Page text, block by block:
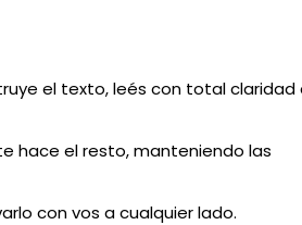
el texto, leés con total claridad
hace el resto, manteniendo las
con vos a cualquier lado.